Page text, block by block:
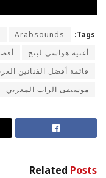
Tags:
Arabsounds
أغنية هواسي لبنج
أفضل 10 أغانٍ
قائمة أفضل الفنانين
موسيقى الراب المغربي
Related Posts